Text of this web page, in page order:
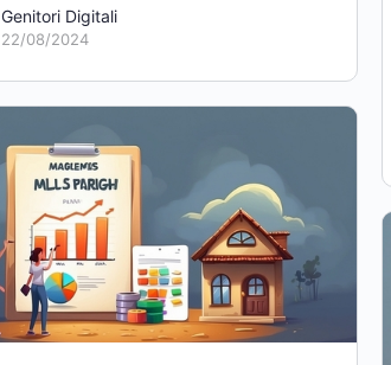
Genitori Digitali
22/08/2024